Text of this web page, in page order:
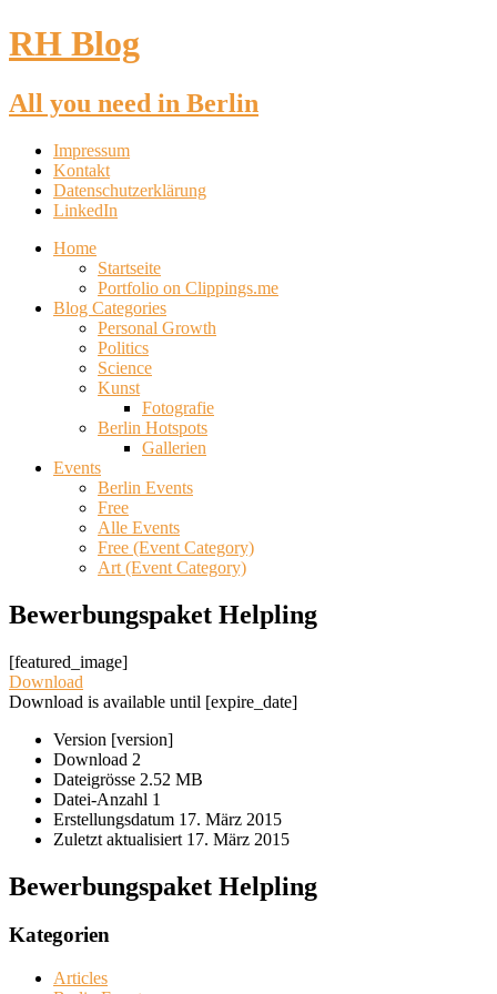
RH Blog
All you need in Berlin
Impressum
Kontakt
Datenschutzerklärung
LinkedIn
Home
Startseite
Portfolio on Clippings.me
Blog Categories
Personal Growth
Politics
Science
Kunst
Fotografie
Berlin Hotspots
Gallerien
Events
Berlin Events
Free
Alle Events
Free (Event Category)
Art (Event Category)
Bewerbungspaket Helpling
[featured_image]
Download
Download is available until [expire_date]
Version [version]
Download 2
Dateigrösse 2.52 MB
Datei-Anzahl 1
Erstellungsdatum 17. März 2015
Zuletzt aktualisiert 17. März 2015
Bewerbungspaket Helpling
Kategorien
Articles